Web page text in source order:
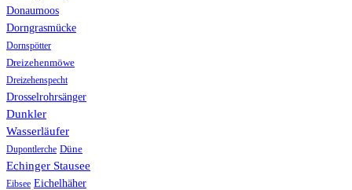
Donaumoos
Dorngrasmücke
Dornspötter
Dreizehenmöwe
Dreizehenspecht
Drosselrohrsänger
Dunkler
Wasserläufer
Dupontlerche Düne
Echinger Stausee
Eibsee Eichelhäher